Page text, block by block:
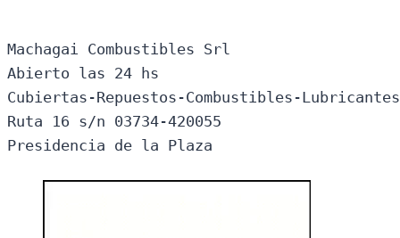
Machagai Combustibles Srl
Abierto las 24 hs
Cubiertas-Repuestos-Combustibles-
Ruta 16 s/n 03734-420055
Presidencia de la Plaza